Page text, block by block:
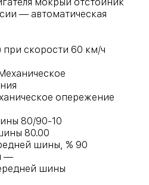
— автоматическая
при скорости 60 км/ч
опережение
80/90-10
80.00
шины, % 90
—
шины